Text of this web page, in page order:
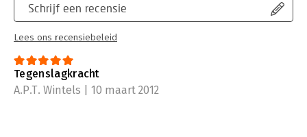
Schrijf een recensie
Lees ons recensiebeleid
Tegenslagkracht
A.P.T. Wintels | 10 maart 2012